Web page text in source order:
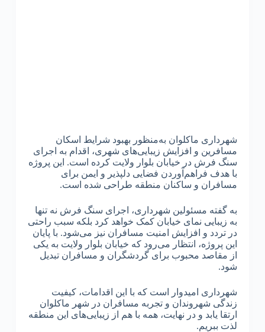
شهرداری ماکلوان به‌منظور بهبود شرایط اسکان
مسافرین و افزایش زیبایی‌های شهری، اقدام به اجرای
سنگ فرش در خیابان بلوار ولایت کرده است. این پروژه
با هدف فراهم‌آوردن فضایی دلپذیر و ایمن برای
مسافران و ساکنان منطقه طراحی شده است.
به گفته مسئولین شهرداری، اجرای سنگ فرش نه تنها
به زیبایی نمای خیابان کمک خواهد کرد بلکه سبب راحتی
در تردد و افزایش امنیت مسافران نیز می‌شود. با پایان
این پروژه، انتظار می‌رود که خیابان بلوار ولایت به یکی
از مقاصد محبوب برای گردشگران و مسافران تبدیل
شود.
شهرداری امیدوار است که با این اقدامات، کیفیت
زندگی شهروندان و تجربه مسافران در شهر ماکلوان
ارتقا یابد و در نهایت، همه با هم از زیبایی‌های این منطقه
لذت ببریم.